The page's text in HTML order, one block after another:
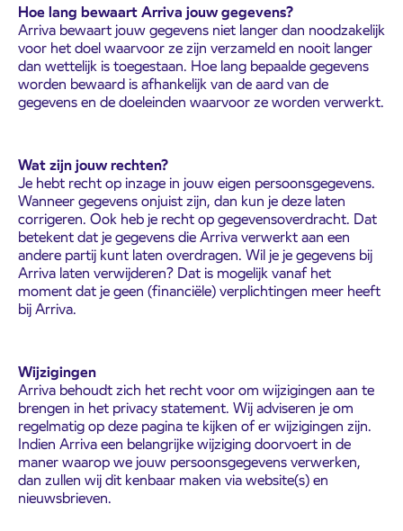
Hoe lang bewaart Arriva jouw gegevens?
Arriva bewaart jouw gegevens niet langer dan noodzakelijk
voor het doel waarvoor ze zijn verzameld en nooit langer
dan wettelijk is toegestaan. Hoe lang bepaalde gegevens
worden bewaard is afhankelijk van de aard van de
gegevens en de doeleinden waarvoor ze worden verwerkt.
Wat zijn jouw rechten?
Je hebt recht op inzage in jouw eigen persoonsgegevens.
Wanneer gegevens onjuist zijn, dan kun je deze laten
corrigeren. Ook heb je recht op gegevensoverdracht. Dat
betekent dat je gegevens die Arriva verwerkt aan een
andere partij kunt laten overdragen. Wil je je gegevens bij
Arriva laten verwijderen? Dat is mogelijk vanaf het
moment dat je geen (financiële) verplichtingen meer heeft
bij Arriva.
Wijzigingen
Arriva behoudt zich het recht voor om wijzigingen aan te
brengen in het privacy statement. Wij adviseren je om
regelmatig op deze pagina te kijken of er wijzigingen zijn.
Indien Arriva een belangrijke wijziging doorvoert in de
maner waarop we jouw persoonsgegevens verwerken,
dan zullen wij dit kenbaar maken via website(s) en
nieuwsbrieven.